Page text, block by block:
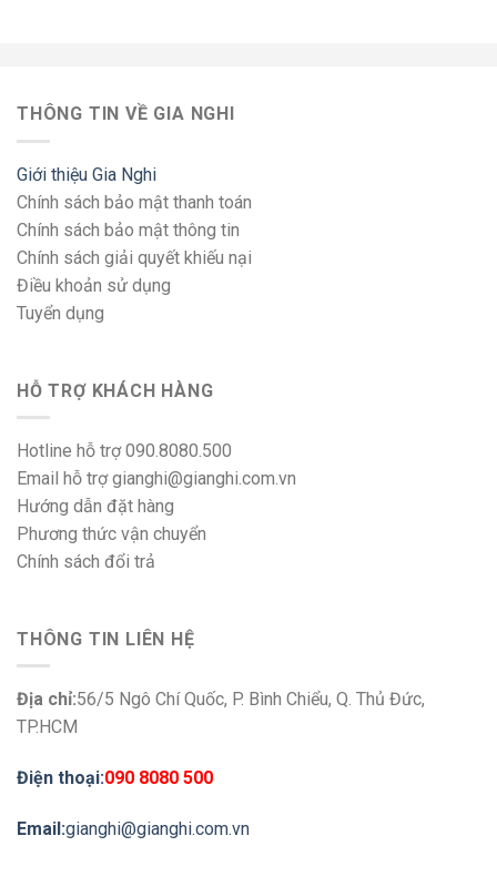
THÔNG TIN VỀ GIA NGHI
Giới thiệu Gia Nghi
Chính sách bảo mật thanh toán
Chính sách bảo mật thông tin
Chính sách giải quyết khiếu nại
Điều khoản sử dụng
Tuyển dụng
HỖ TRỢ KHÁCH HÀNG
Hotline hỗ trợ 090.8080.500
Email hỗ trợ gianghi@gianghi.com.vn
Hướng dẫn đặt hàng
Phương thức vận chuyển
Chính sách đổi trả
THÔNG TIN LIÊN HỆ
Địa chỉ:56/5 Ngô Chí Quốc, P. Bình Chiểu, Q. Thủ Đức,
TP.HCM
Điện thoại:090 8080 500
Email:gianghi@gianghi.com.vn